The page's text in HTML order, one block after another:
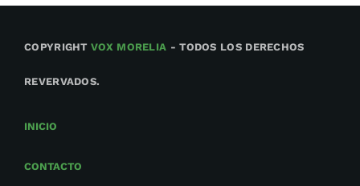
COPYRIGHTVOX MORELIA - TODOS LOS DERECHOS
REVERVADOS.
INICIO
CONTACTO